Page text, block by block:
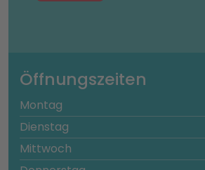
Öffnungszeiten
Montag
Dienstag
Mittwoch